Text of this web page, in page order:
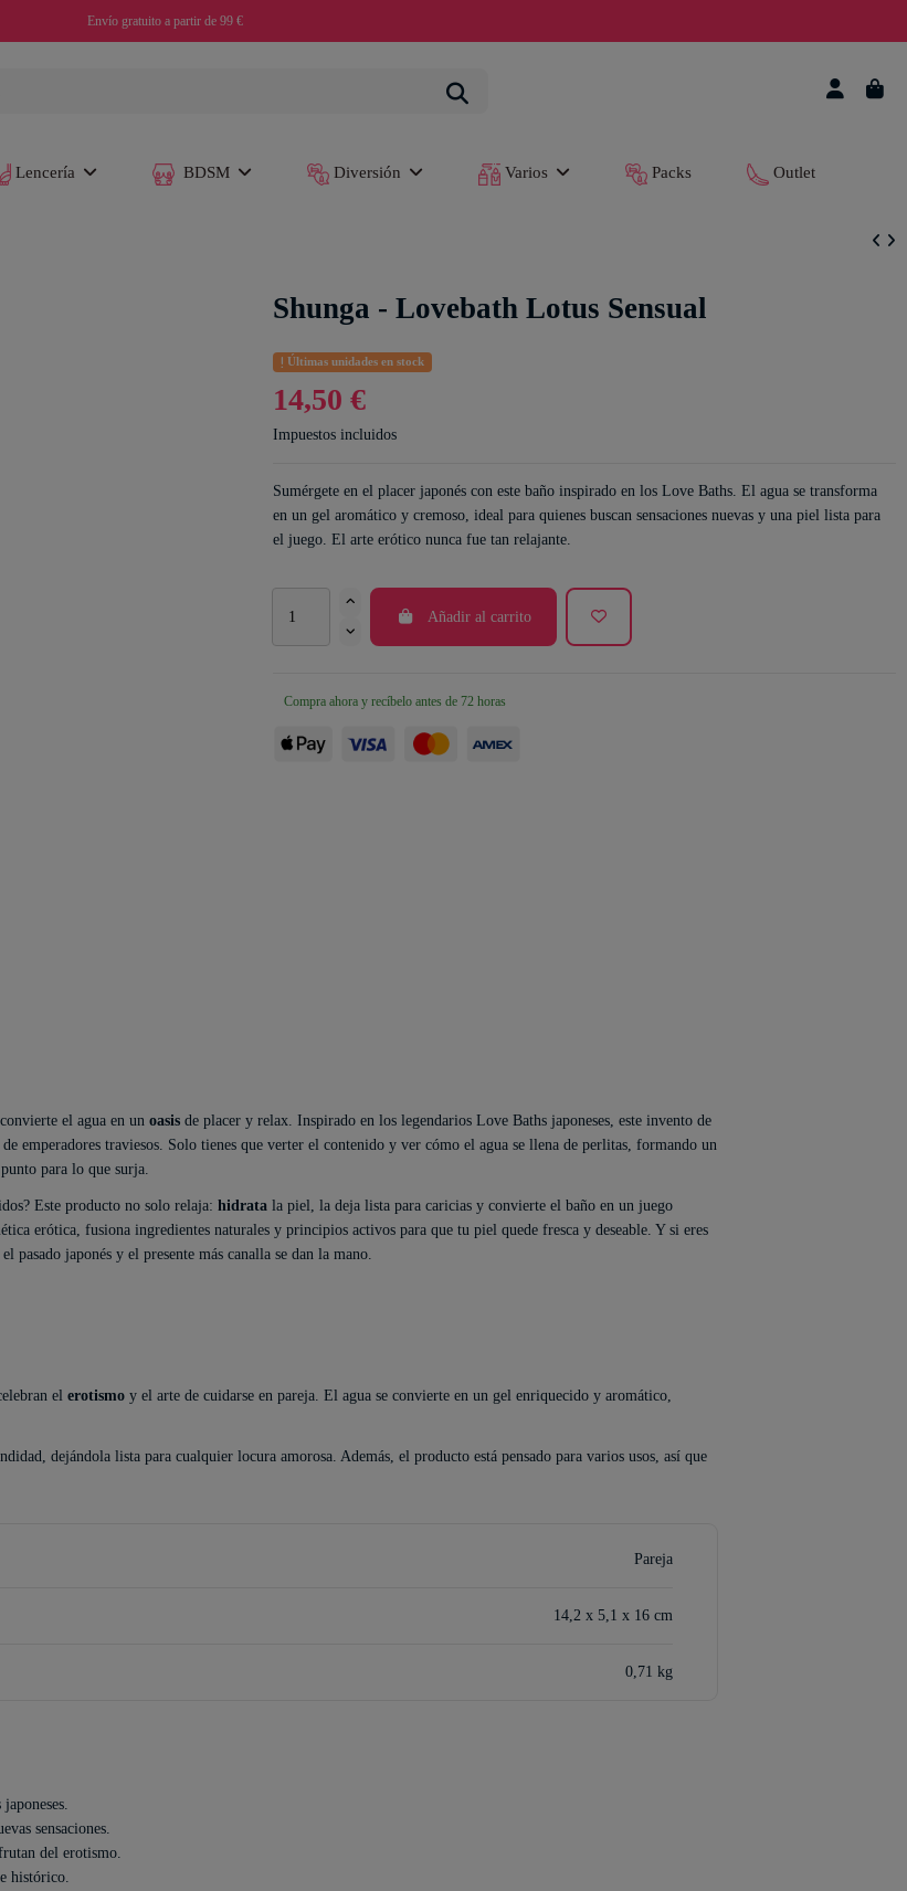
Envío gratuito a partir de 99 €
Lencería BDSM Diversión Varios Packs Outlet
Shunga - Lovebath Lotus Sensual
Últimas unidades en stock
14,50 €
Impuestos incluidos
Sumérgete en el placer japonés con este baño inspirado en los Love Baths. El agua se transforma
en un gel aromático y cremoso, ideal para quienes buscan sensaciones nuevas y una piel lista para
el juego. El arte erótico nunca fue tan relajante.
Añadir al carrito
Compra ahora y recíbelo antes de 72 horas
el agua en un oasis de placer y relax. Inspirado en los legendarios Love Baths japoneses, este invento de
emperadores traviesos. Solo tienes que verter el contenido y ver cómo el agua se llena de perlitas, formando un
para lo que surja.
Este producto no solo relaja: hidrata la piel, la deja lista para caricias y convierte el baño en un juego
erótica, fusiona ingredientes naturales y principios activos para que tu piel quede fresca y deseable. Y si eres
pasado japonés y el presente más canalla se dan la mano.
el erotismo y el arte de cuidarse en pareja. El agua se convierte en un gel enriquecido y aromático,
dejándola lista para cualquier locura amorosa. Además, el producto está pensado para varios usos, así que
Pareja
14,2 x 5,1 x 16 cm
0,71 kg
sensaciones.
del erotismo.
histórico.